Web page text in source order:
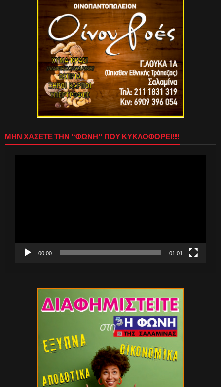
ΜΗΝ ΧΑΣΕΤΕ ΤΗΝ “ΦΩΝΗ” ΠΟΥ ΚΥΚΛΟΦΟΡΕΙ!!!
00:00 01:01